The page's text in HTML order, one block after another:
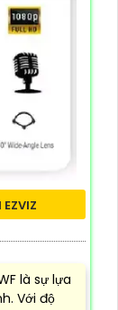
là sự lựa
Với độ